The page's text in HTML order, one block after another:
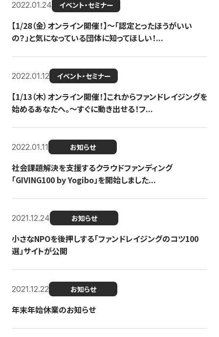
2022.01.24 イベント・セミナー
【1/28（金）オンライン開催！】〜「認定とったほうがいい
の？」と気になっている団体に知ってほしい！...
2022.01.12 イベント・セミナー
【1/13（木）オンライン開催！】これからファンドレイジングを
始めるあなたへ。〜すぐに動き出せる！フ...
2022.01.11 お知らせ
社会課題解決を支援するクラウドファンディング
「GIVING100 by Yogibo」を開始しました...
2021.12.24 お知らせ
小さなNPOを後押しする「ファンドレイジングのコツ100
選」サイトが公開
2021.12.22 お知らせ
年末年始休業のお知らせ